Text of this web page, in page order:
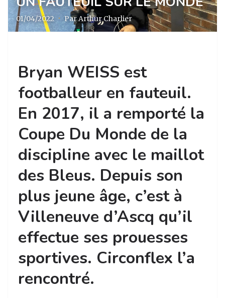
01/04/2022 · Par Arthur Charlier
Bryan WEISS est
footballeur en fauteuil.
En 2017, il a remporté la
Coupe Du Monde de la
discipline avec le maillot
des Bleus. Depuis son
plus jeune âge, c’est à
Villeneuve d’Ascq qu’il
effectue ses prouesses
sportives. Circonflex l’a
rencontré.